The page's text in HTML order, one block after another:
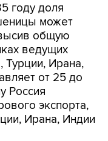
году доля
может
общую
ведущих
Турции, Ирана,
от 25 до
Россия
экспорта,
Ирана, Индии